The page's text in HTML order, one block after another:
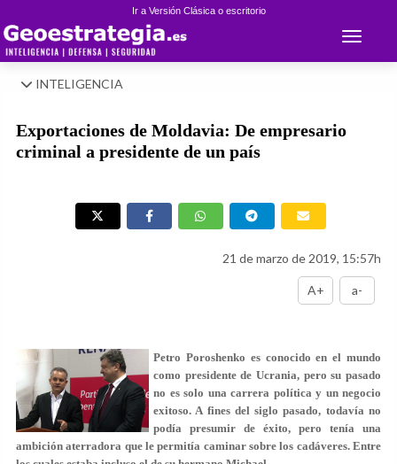
Ir a Versión Clásica o escritorio
Toggle
INTELIGENCIA
Exportaciones de Moldavia: De empresario
criminal a presidente de un país
21 de marzo de 2019, 15:57h
A+ a-
Petro Poroshenko es conocido en el mundo
como presidente de Ucrania, pero su pasado
no es solo una carrera política y un negocio
exitoso. A fines del siglo pasado, todavía no
podía presumir de éxito, pero tenía una
ambición aterradora que le permitía caminar sobre los cadáveres. Entre